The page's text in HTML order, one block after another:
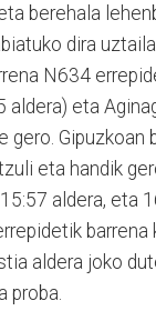
berehala
dira
N634
aldera) eta
gero. Gipuzkoan
eta handik
aldera, eta
barrena
aldera joko
proba.